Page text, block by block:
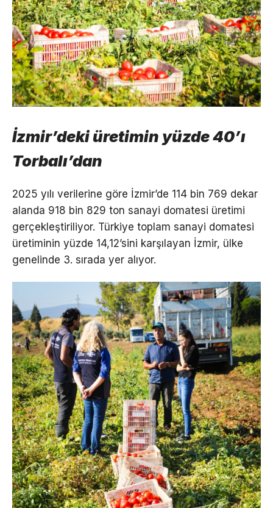
İzmir’deki üretimin yüzde 40’ı
Torbalı’dan
2025 yılı verilerine göre İzmir’de 114 bin 769 dekar
alanda 918 bin 829 ton sanayi domatesi üretimi
gerçekleştiriliyor. Türkiye toplam sanayi domatesi
üretiminin yüzde 14,12’sini karşılayan İzmir, ülke
genelinde 3. sırada yer alıyor.